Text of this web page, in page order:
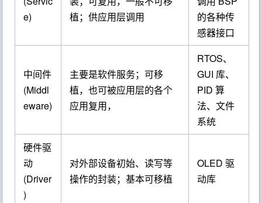
e)
植；供应用层调用
的各种传
感器接口
中间件
(Middl
eware)
主要是软件服务；可移
植，也可被应用层的各个
应用复用，
RTOS、
GUI 库、
PID 算
法、文件
系统
硬件驱
动
(Driver
)
对外部设备初始、读写等
操作的封装；基本可移植
OLED 驱
动库